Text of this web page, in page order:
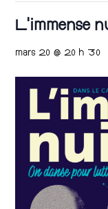
L’immense
mars 20 @ 20 h 30